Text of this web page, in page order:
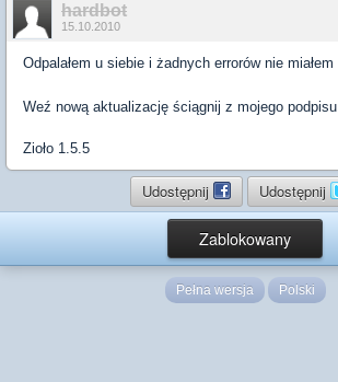
hardbot
15.10.2010
Odpalałem u siebie i żadnych errorów nie miałem
Weź nową aktualizację ściągnij z mojego podpisu
Zioło 1.5.5
Udostępnij Udostępnij
Zablokowany
Pełna wersja Polski